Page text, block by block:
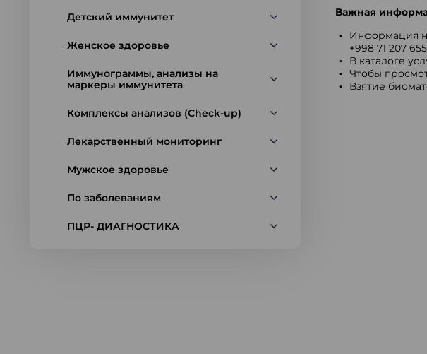
Детский иммунитет
Женское здоровье
Иммунограммы, анализы на
маркеры иммунитета
Комплексы анализов (Check-up)
Лекарственный мониторинг
Мужское здоровье
По заболеваниям
ПЦР- ДИАГНОСТИКА
Важная
Информация
+998 71 207
В каталоге
Чтобы
Взятие